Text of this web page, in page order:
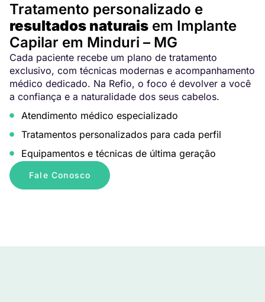
Tratamento personalizado e
resultados naturais em Implante
Capilar em Minduri – MG
Cada paciente recebe um plano de tratamento
exclusivo, com técnicas modernas e acompanhamento
médico dedicado. Na Refio, o foco é devolver a você
a confiança e a naturalidade dos seus cabelos.
Atendimento médico especializado
Tratamentos personalizados para cada perfil
Equipamentos e técnicas de última geração
Fale Conosco